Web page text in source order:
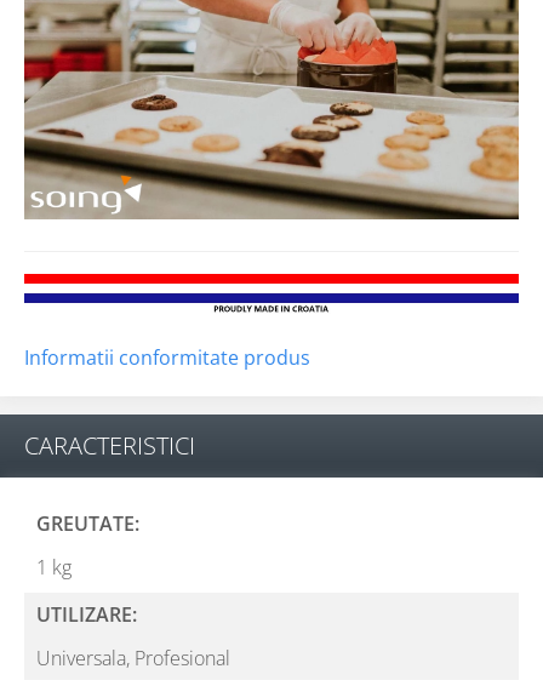
Informatii conformitate produs
CARACTERISTICI
GREUTATE:
1 kg
UTILIZARE:
Universala, Profesional